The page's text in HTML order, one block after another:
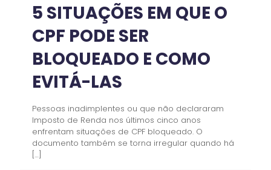
5 SITUAÇÕES EM QUE O
CPF PODE SER
BLOQUEADO E COMO
EVITÁ-LAS
Pessoas inadimplentes ou que não declararam
Imposto de Renda nos últimos cinco anos
enfrentam situações de CPF bloqueado. O
documento também se torna irregular quando há
[…]